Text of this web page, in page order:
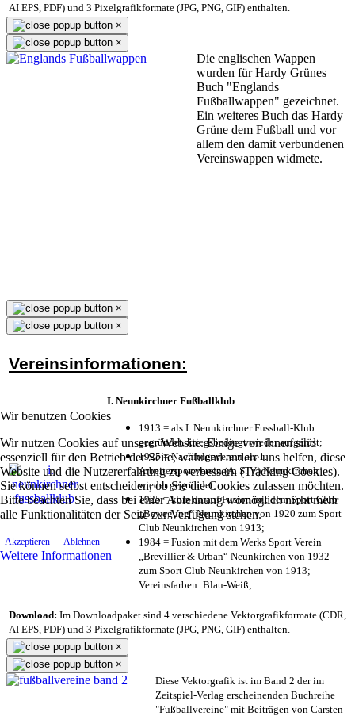
Wir benutzen Cookies
Wir nutzen Cookies auf unserer Website. Einige von ihnen sind
essenziell für den Betrieb der Seite, während andere uns helfen, diese
Website und die Nutzererfahrung zu verbessern (Tracking Cookies).
Sie können selbst entscheiden, ob Sie die Cookies zulassen möchten.
Bitte beachten Sie, dass bei einer Ablehnung womöglich nicht mehr
alle Funktionalitäten der Seite zur Verfügung stehen.
Akzeptieren Ablehnen
Weitere Informationen
AI EPS, PDF) und 3 Pixelgrafikformate (JPG, PNG, GIF) enthalten.
×
×
Die englischen Wappen
wurden für Hardy Grünes
Buch "Englands
Fußballwappen" gezeichnet.
Ein weiteres Buch das Hardy
Grüne dem Fußball und vor
allem den damit verbundenen
Vereinswappen widmete.
×
×
Vereinsinformationen:
I. Neunkirchner Fußballklub
1913 = als I. Neunkirchner Fussball-Klub
gegründet, kriegsbedingt wieder aufgelöst;
1925 = Nachfolgeverein als 1.
Arbeitersportverein (A. S. V.) Neunkirchen
wieder gegründet;
1925 = kurz darauf Fusion mit dem Sport Club
„Bewegung“ Neunkirchen von 1920 zum Sport
Club Neunkirchen von 1913;
1984 = Fusion mit dem Werks Sport Verein
„Brevillier & Urban“ Neunkirchen von 1932
zum Sport Club Neunkirchen von 1913;
Vereinsfarben: Blau-Weiß;
Download: Im Downloadpaket sind 4 verschiedene Vektorgrafikformate (CDR,
AI EPS, PDF) und 3 Pixelgrafikformate (JPG, PNG, GIF) enthalten.
×
×
Diese Vektorgrafik ist im Band 2 der im
Zeitspiel-Verlag erscheinenden Buchreihe
"Fußballvereine" mit Beiträgen von Carsten